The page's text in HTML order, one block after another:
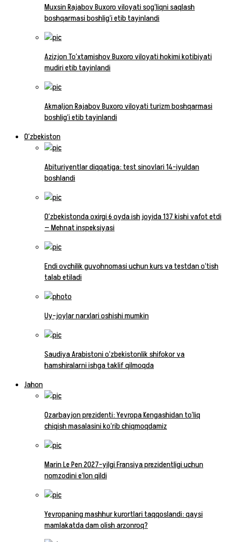
Muxsin Rajabov Buxoro viloyati sog‘liqni saqlash
boshqarmasi boshlig‘i etib tayinlandi
Azizjon To‘xtamishov Buxoro viloyati hokimi kotibiyati
mudiri etib tayinlandi
Akmaljon Rajabov Buxoro viloyati turizm boshqarmasi
boshlig‘i etib tayinlandi
O‘zbekiston
Abituriyentlar diqqatiga: test sinovlari 14-iyuldan
boshlandi
O‘zbekistonda oxirgi 6 oyda ish joyida 137 kishi vafot etdi
— Mehnat inspeksiyasi
Endi ovchilik guvohnomasi uchun kurs va testdan o‘tish
talab etiladi
Uy-joylar narxlari oshishi mumkin
Saudiya Arabistoni o‘zbekistonlik shifokor va
hamshiralarni ishga taklif qilmoqda
Jahon
Ozarbayjon prezidenti: Yevropa Kengashidan to‘liq
chiqish masalasini ko‘rib chiqmoqdamiz
Marin Le Pen 2027-yilgi Fransiya prezidentligi uchun
nomzodini e’lon qildi
Yevropaning mashhur kurortlari taqqoslandi: qaysi
mamlakatda dam olish arzonroq?